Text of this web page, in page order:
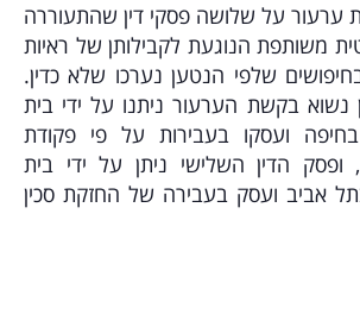
ערעור על שלושה פסקי דין שהתעוררה
משותפת הנוגעת לקבילותן של ראיות
שלפי הנטען נערכו שלא כדין.
נשוא בקשת הערעור ניתנו על ידי בית
ועסקו בעבירות על פי פקודת
ופסק הדין השלישי ניתן על ידי בית
אביב ועסק בעבירה של החזקת סכין